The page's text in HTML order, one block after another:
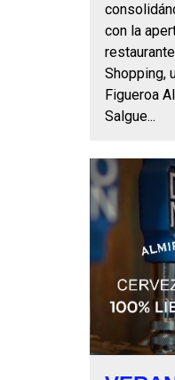
con la
Shopping,
Figueroa
Salgue...